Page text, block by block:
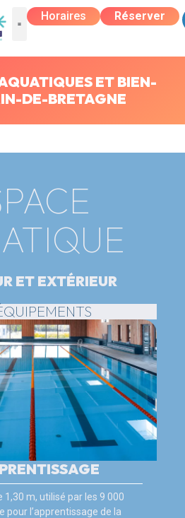
Horaires Réserver
ET BIEN-
DE-BRETAGNE
ET EXTÉRIEUR
1,30 m, utilisé par les 9 000
pour l’apprentissage de la